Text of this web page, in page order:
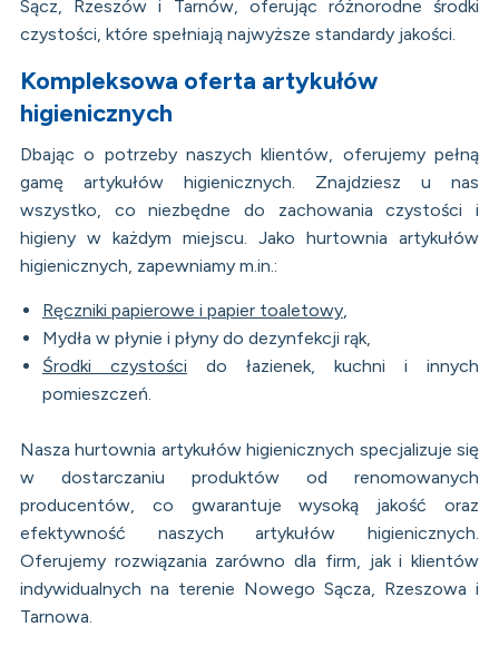
Sącz, Rzeszów i Tarnów, oferując różnorodne środki
czystości, które spełniają najwyższe standardy jakości.
Kompleksowa oferta artykułów
higienicznych
Dbając o potrzeby naszych klientów, oferujemy pełną
gamę artykułów higienicznych. Znajdziesz u nas
wszystko, co niezbędne do zachowania czystości i
higieny w każdym miejscu. Jako hurtownia artykułów
higienicznych, zapewniamy m.in.:
Ręczniki papierowe i papier toaletowy,
Mydła w płynie i płyny do dezynfekcji rąk,
Środki czystości do łazienek, kuchni i innych
pomieszczeń.
Nasza hurtownia artykułów higienicznych specjalizuje się
w dostarczaniu produktów od renomowanych
producentów, co gwarantuje wysoką jakość oraz
efektywność naszych artykułów higienicznych.
Oferujemy rozwiązania zarówno dla firm, jak i klientów
indywidualnych na terenie Nowego Sącza, Rzeszowa i
Tarnowa.